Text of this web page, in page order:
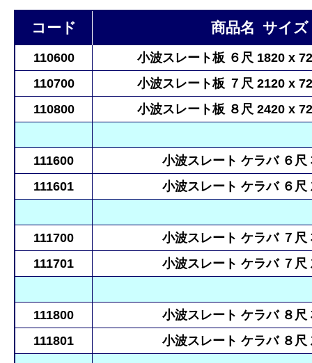
コード 商品名 サイズ
110600
小波スレート板 ６尺 1820 x
110700
小波スレート板 ７尺 2120 x
110800
小波スレート板 ８尺 2420 x
111600
小波スレート ケラバ ６尺
111601
小波スレート ケラバ ６尺
111700
小波スレート ケラバ ７尺
111701
小波スレート ケラバ ７尺
111800
小波スレート ケラバ ８尺
111801
小波スレート ケラバ ８尺